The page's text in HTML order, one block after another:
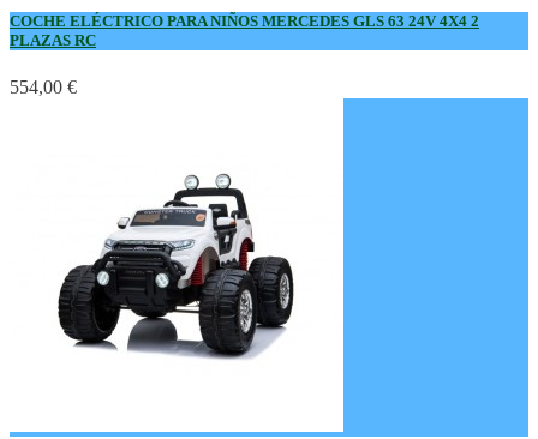
COCHE ELÉCTRICO PARA NIÑOS MERCEDES GLS 63 24V 4X4 2
PLAZAS RC
554,00 €